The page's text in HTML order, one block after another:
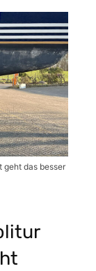
das besser